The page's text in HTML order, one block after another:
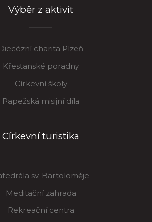
Výběr z aktivit
Diecézní charita Plzeň
Křesťanské poradny
Církevní školy
Papežská misijní díla
Církevní turistika
sv. Bartoloměje
Meditační zahrada
Rekreační centra